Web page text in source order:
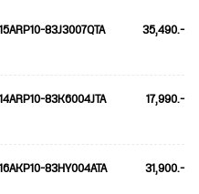
83J3007QTA 35,490.-
83K6004JTA 17,990.-
83HY004ATA 31,900.-